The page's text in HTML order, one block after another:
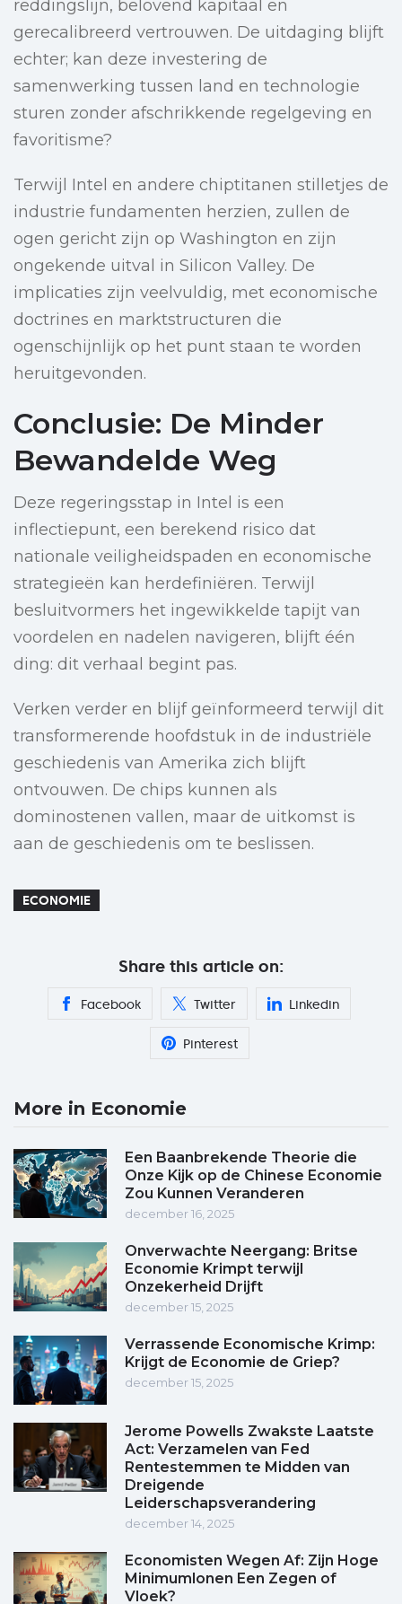
reddingslijn, belovend kapitaal en
gerecalibreerd vertrouwen. De uitdaging blijft
echter; kan deze investering de
samenwerking tussen land en technologie
sturen zonder afschrikkende regelgeving en
favoritisme?
Terwijl Intel en andere chiptitanen stilletjes de
industrie fundamenten herzien, zullen de
ogen gericht zijn op Washington en zijn
ongekende uitval in Silicon Valley. De
implicaties zijn veelvuldig, met economische
doctrines en marktstructuren die
ogenschijnlijk op het punt staan te worden
heruitgevonden.
Conclusie: De Minder
Bewandelde Weg
Deze regeringsstap in Intel is een
inflectiepunt, een berekend risico dat
nationale veiligheidspaden en economische
strategieën kan herdefiniëren. Terwijl
besluitvormers het ingewikkelde tapijt van
voordelen en nadelen navigeren, blijft één
ding: dit verhaal begint pas.
Verken verder en blijf geïnformeerd terwijl dit
transformerende hoofdstuk in de industriële
geschiedenis van Amerika zich blijft
ontvouwen. De chips kunnen als
dominostenen vallen, maar de uitkomst is
aan de geschiedenis om te beslissen.
ECONOMIE
Share this article on:
Facebook Twitter Linkedin
Pinterest
More in Economie
Een Baanbrekende Theorie die
Onze Kijk op de Chinese Economie
Zou Kunnen Veranderen
december 16, 2025
Onverwachte Neergang: Britse
Economie Krimpt terwijl
Onzekerheid Drijft
december 15, 2025
Verrassende Economische Krimp:
Krijgt de Economie de Griep?
december 15, 2025
Jerome Powells Zwakste Laatste
Act: Verzamelen van Fed
Rentestemmen te Midden van
Dreigende
Leiderschapsverandering
december 14, 2025
Economisten Wegen Af: Zijn Hoge
Minimumlonen Een Zegen of
Vloek?